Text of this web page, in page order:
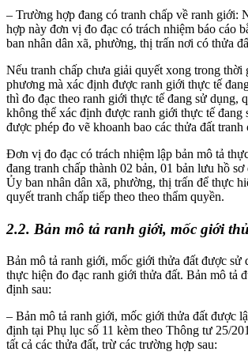
– Trường hợp đang có tranh chấp về ranh giới:
hợp này đơn vị đo đạc có trách nhiệm báo cáo
ban nhân dân xã, phường, thị trấn nơi có thửa
Nếu tranh chấp chưa giải quyết xong trong thời
phương mà xác định được ranh giới thực tế
thì đo đạc theo ranh giới thực tế đang sử dụng,
không thể xác định được ranh giới thực tế đang
được phép đo vẽ khoanh bao các thửa đất tranh
Đơn vị đo đạc có trách nhiệm lập bản mô tả
đang tranh chấp thành 02 bản, 01 bản lưu hồ
Ủy ban nhân dân xã, phường, thị trấn để thực
quyết tranh chấp tiếp theo theo thẩm quyền.
2.2. Bản mô tả ranh giới, mốc giới
Bản mô tả ranh giới, mốc giới thửa đất được sử
thực hiện đo đạc ranh giới thửa đất. Bản mô tả
định sau:
– Bản mô tả ranh giới, mốc giới thửa đất được
định tại Phụ lục số 11 kèm theo Thông tư 25/
tất cả các thửa đất, trừ các trường hợp sau: